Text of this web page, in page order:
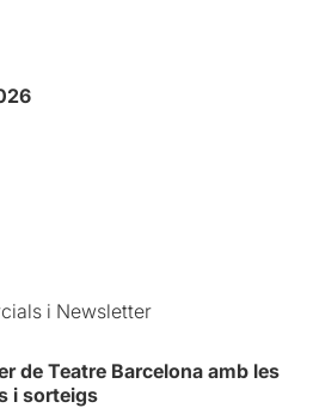
i Newsletter
de Teatre Barcelona amb les
i sorteigs